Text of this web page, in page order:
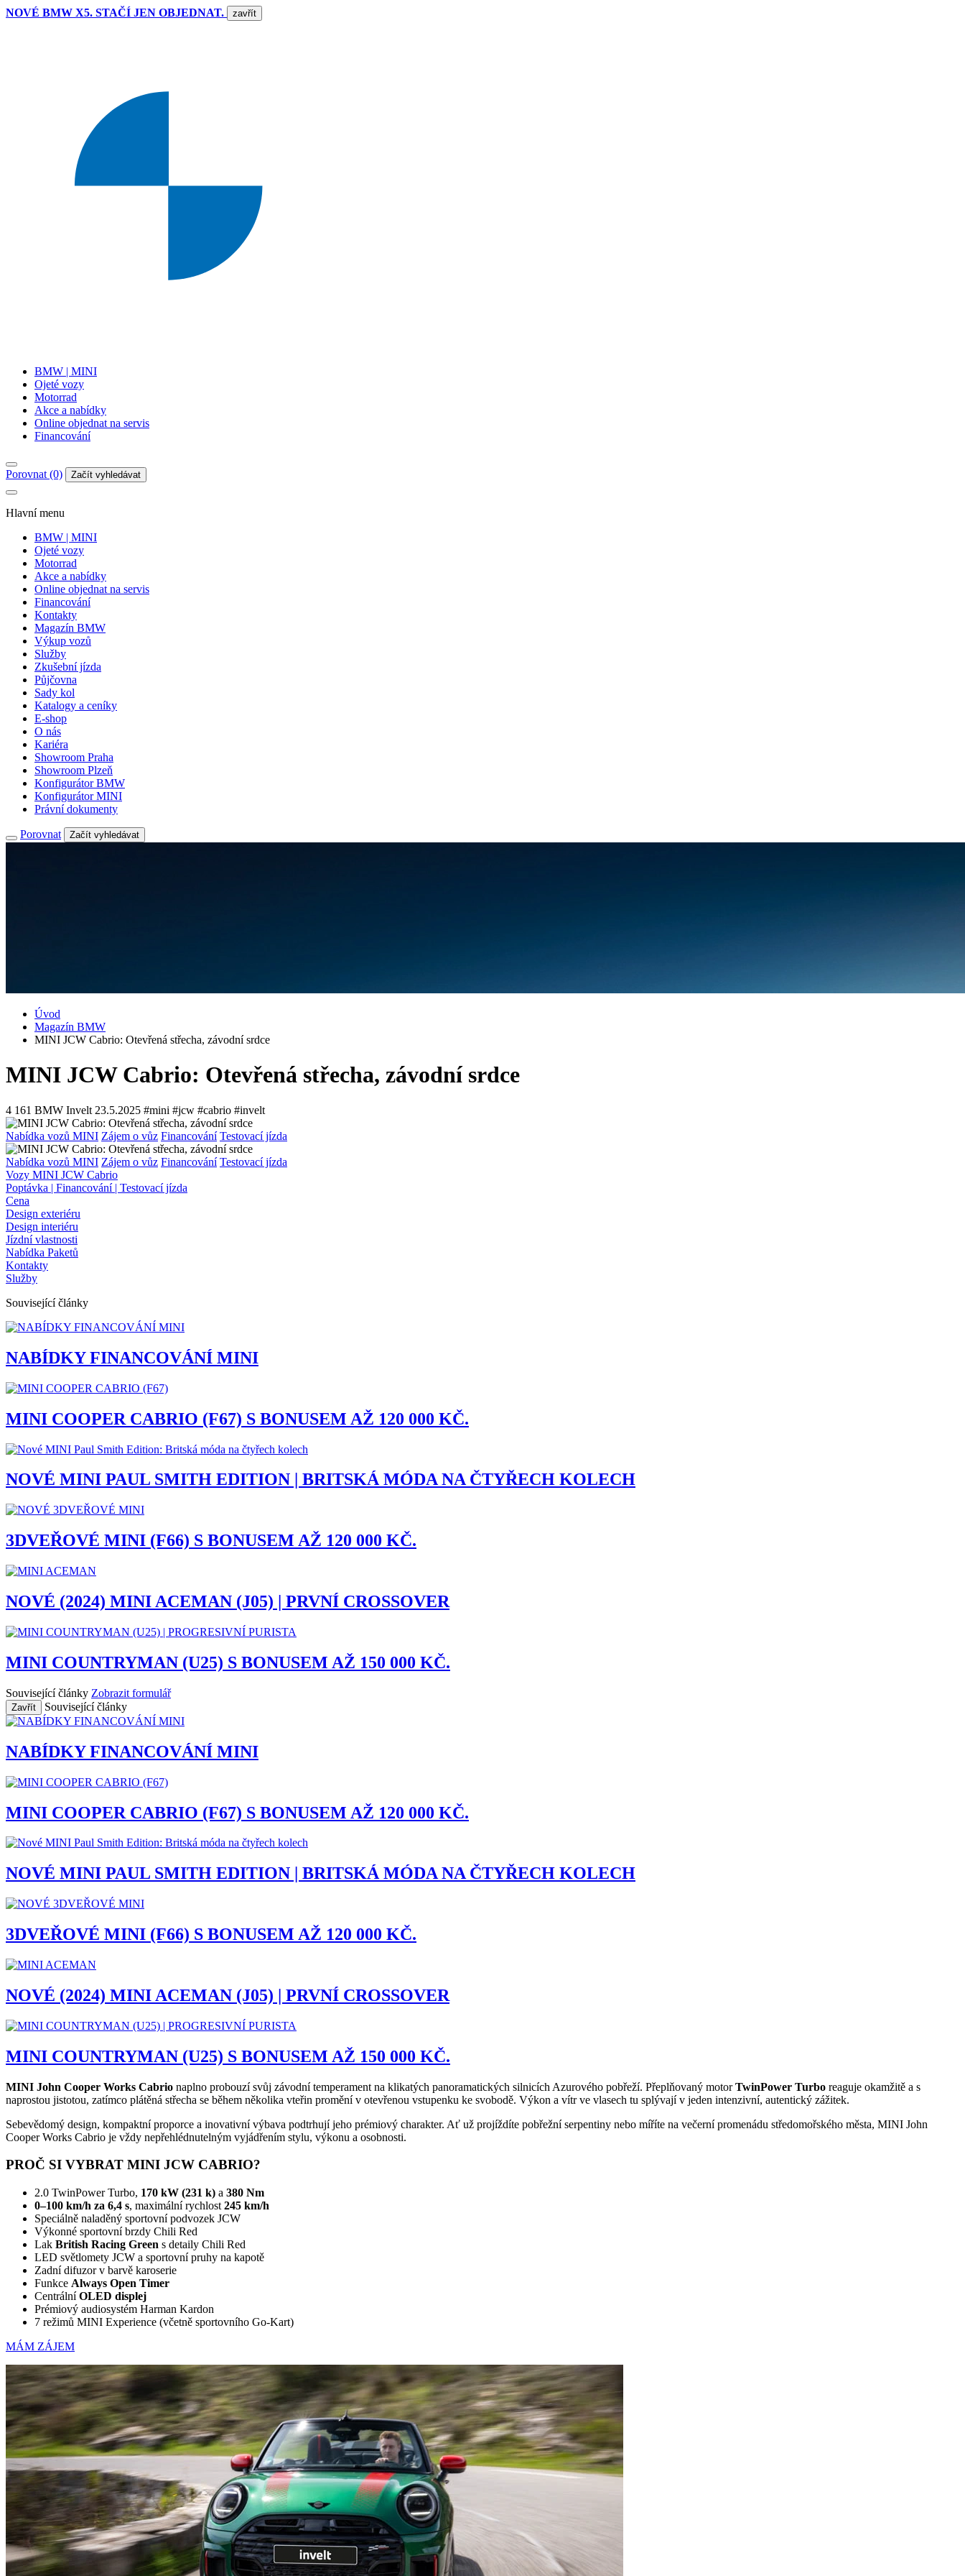
NOVÉ BMW X5. STAČÍ JEN OBJEDNAT. zavřít
BMW | MINI
Ojeté vozy
Motorrad
Akce a nabídky
Online objednat na servis
Financování
Porovnat (0) Začít vyhledávat
Hlavní menu
BMW | MINI
Ojeté vozy
Motorrad
Akce a nabídky
Online objednat na servis
Financování
Kontakty
Magazín BMW
Výkup vozů
Služby
Zkušební jízda
Půjčovna
Sady kol
Katalogy a ceníky
E-shop
O nás
Kariéra
Showroom Praha
Showroom Plzeň
Konfigurátor BMW
Konfigurátor MINI
Právní dokumenty
Porovnat Začít vyhledávat
Úvod
Magazín BMW
MINI JCW Cabrio: Otevřená střecha, závodní srdce
MINI JCW Cabrio: Otevřená střecha, závodní srdce
4 161 BMW Invelt 23.5.2025 #mini #jcw #cabrio #invelt
Nabídka vozů MINI Zájem o vůz Financování Testovací jízda
Nabídka vozů MINI Zájem o vůz Financování Testovací jízda
Vozy MINI JCW Cabrio
Poptávka | Financování | Testovací jízda
Cena
Design exteriéru
Design interiéru
Jízdní vlastnosti
Nabídka Paketů
Kontakty
Služby
Související články
NABÍDKY FINANCOVÁNÍ MINI
MINI COOPER CABRIO (F67) S BONUSEM AŽ 120 000 KČ.
NOVÉ MINI PAUL SMITH EDITION | BRITSKÁ MÓDA NA ČTYŘECH KOLECH
3DVEŘOVÉ MINI (F66) S BONUSEM AŽ 120 000 KČ.
NOVÉ (2024) MINI ACEMAN (J05) | PRVNÍ CROSSOVER
MINI COUNTRYMAN (U25) S BONUSEM AŽ 150 000 KČ.
Související články Zobrazit formulář
Zavřít Související články
NABÍDKY FINANCOVÁNÍ MINI
MINI COOPER CABRIO (F67) S BONUSEM AŽ 120 000 KČ.
NOVÉ MINI PAUL SMITH EDITION | BRITSKÁ MÓDA NA ČTYŘECH KOLECH
3DVEŘOVÉ MINI (F66) S BONUSEM AŽ 120 000 KČ.
NOVÉ (2024) MINI ACEMAN (J05) | PRVNÍ CROSSOVER
MINI COUNTRYMAN (U25) S BONUSEM AŽ 150 000 KČ.
MINI John Cooper Works Cabrio naplno probouzí svůj závodní temperament na klikatých panoramatických silnicích Azurového pobřeží. Přeplňovaný motorTwinPower Turbo reaguje okamžitě a s
naprostou jistotou, zatímco plátěná střecha se během několika vteřin promění v otevřenou vstupenku ke svobodě. Výkon a vítr ve vlasech tu splývají v jeden intenzivní, autentický zážitek.
Sebevědomý design, kompaktní proporce a inovativní výbava podtrhují jeho prémiový charakter. Ať už projíždíte pobřežní serpentiny nebo míříte na večerní promenádu středomořského města, MINI John
Cooper Works Cabrio je vždy nepřehlédnutelným vyjádřením stylu, výkonu a osobnosti.
PROČ SI VYBRAT MINI JCW CABRIO?
2.0 TwinPower Turbo, 170 kW (231 k) a 380 Nm
0–100 km/h za 6,4 s, maximální rychlost 245 km/h
Speciálně naladěný sportovní podvozek JCW
Výkonné sportovní brzdy Chili Red
Lak British Racing Green s detaily Chili Red
LED světlomety JCW a sportovní pruhy na kapotě
Zadní difuzor v barvě karoserie
Funkce Always Open Timer
CentrálníOLED displej
Prémiový audiosystém Harman Kardon
7 režimů MINI Experience (včetně sportovního Go-Kart)
MÁM ZÁJEM